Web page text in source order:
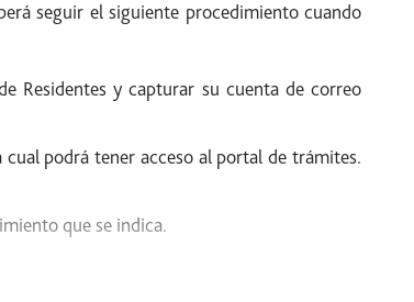
seguir el siguiente procedimiento cuando
Residentes y capturar su cuenta de correo
podrá tener acceso al portal de trámites.
que se indica.